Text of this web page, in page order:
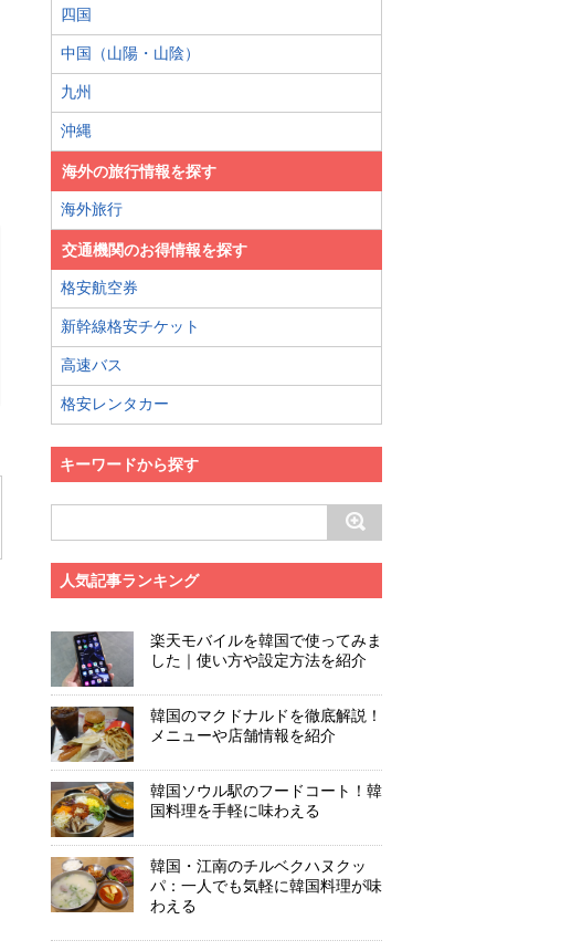
四国
中国（山陽・山陰）
九州
沖縄
海外の旅行情報を探す
海外旅行
交通機関のお得情報を探す
格安航空券
新幹線格安チケット
高速バス
格安レンタカー
キーワードから探す
人気記事ランキング
楽天モバイルを韓国で使ってみま
した｜使い方や設定方法を紹介
韓国のマクドナルドを徹底解説！
メニューや店舗情報を紹介
韓国ソウル駅のフードコート！韓
国料理を手軽に味わえる
韓国・江南のチルベクハヌクッ
パ：一人でも気軽に韓国料理が味
わえる